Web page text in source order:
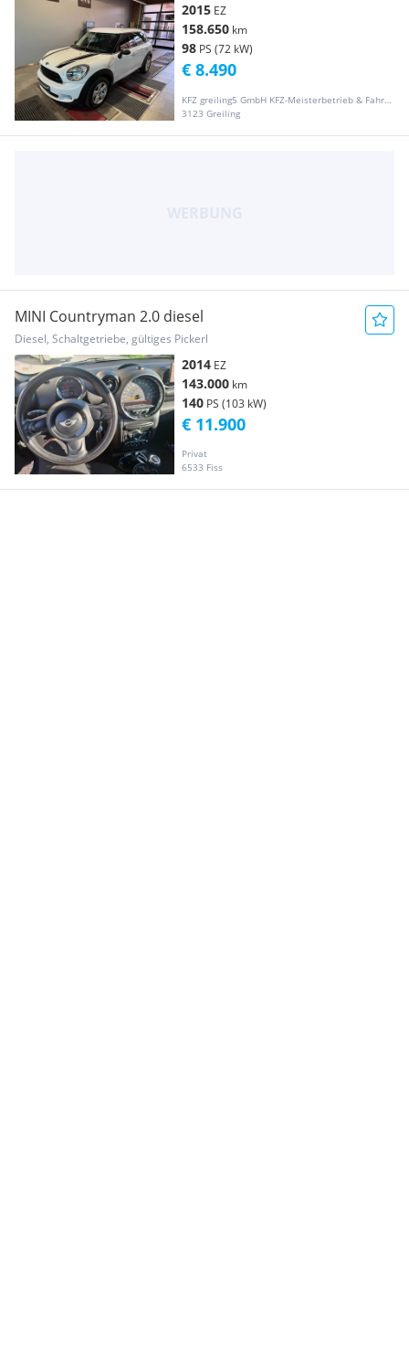
2015 EZ
158.650 km
98 PS (72 kW)
KFZ greiling5 GmbH KFZ-Meisterbetrieb & Fahrzeughandel
3123 Greiling
€ 8.490
MINI Countryman 2.0 diesel
Diesel, Schaltgetriebe, gültiges Pickerl
2014 EZ
143.000 km
140 PS (103 kW)
Privat
6533 Fiss
€ 11.900